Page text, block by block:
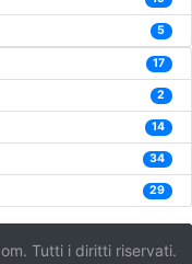
5
17
2
14
34
29
Tutti i diritti riservati.